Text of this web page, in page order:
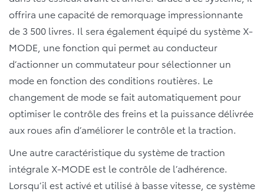
offrira une capacité de remorquage impressionnante
de 3 500 livres. Il sera également équipé du système X-
MODE, une fonction qui permet au conducteur
d’actionner un commutateur pour sélectionner un
mode en fonction des conditions routières. Le
changement de mode se fait automatiquement pour
optimiser le contrôle des freins et la puissance délivrée
aux roues afin d’améliorer le contrôle et la traction.
Une autre caractéristique du système de traction
intégrale X-MODE est le contrôle de l’adhérence.
Lorsqu’il est activé et utilisé à basse vitesse, ce système